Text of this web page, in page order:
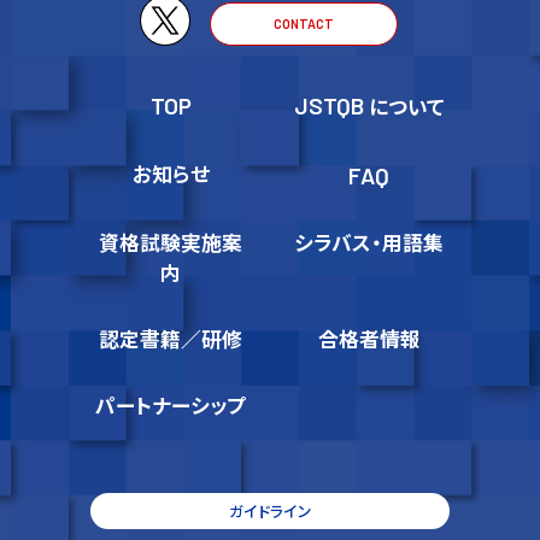
CONTACT
TOP JSTQB について
お知らせ FAQ
資格試験実施案
内
シラバス・用語集
認定書籍／研修 合格者情報
パートナーシップ
ガイドライン